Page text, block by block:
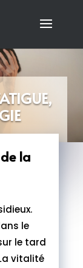
la
le
le tard
vitalité